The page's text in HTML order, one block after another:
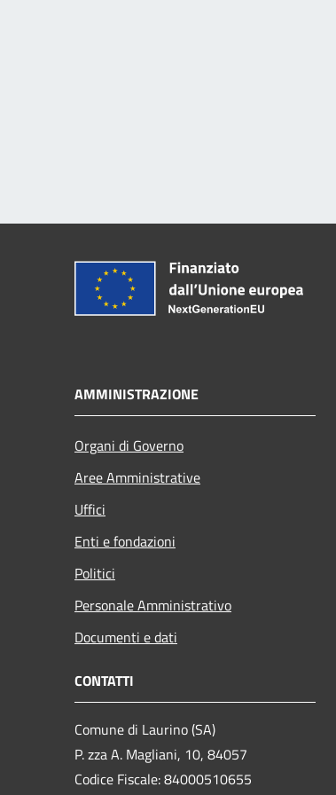
AMMINISTRAZIONE
Organi di Governo
Aree Amministrative
Uffici
Enti e fondazioni
Politici
Personale Amministrativo
Documenti e dati
CONTATTI
Comune di Laurino (SA)
P. zza A. Magliani, 10, 84057
Codice Fiscale: 84000510655